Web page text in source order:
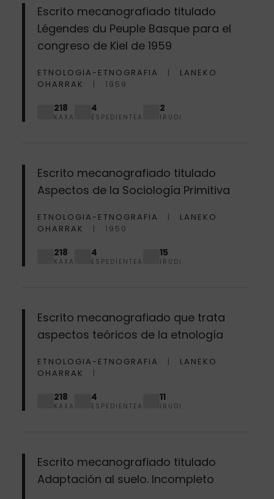
Escrito mecanografiado titulado
Légendes du Peuple Basque para el
congreso de Kiel de 1959
ETNOLOGIA-ETNOGRAFIA
LANEKO
OHARRAK
1959
218
KAXA
4
ESPEDIENTEA
2
IRUDI
Escrito mecanografiado titulado
Aspectos de la Sociología Primitiva
ETNOLOGIA-ETNOGRAFIA
LANEKO
OHARRAK
1950
218
KAXA
4
ESPEDIENTEA
15
IRUDI
Escrito mecanografiado que trata
aspectos teóricos de la etnología
ETNOLOGIA-ETNOGRAFIA
LANEKO
OHARRAK
218
KAXA
4
ESPEDIENTEA
11
IRUDI
Escrito mecanografiado titulado
Adaptación al suelo. Incompleto